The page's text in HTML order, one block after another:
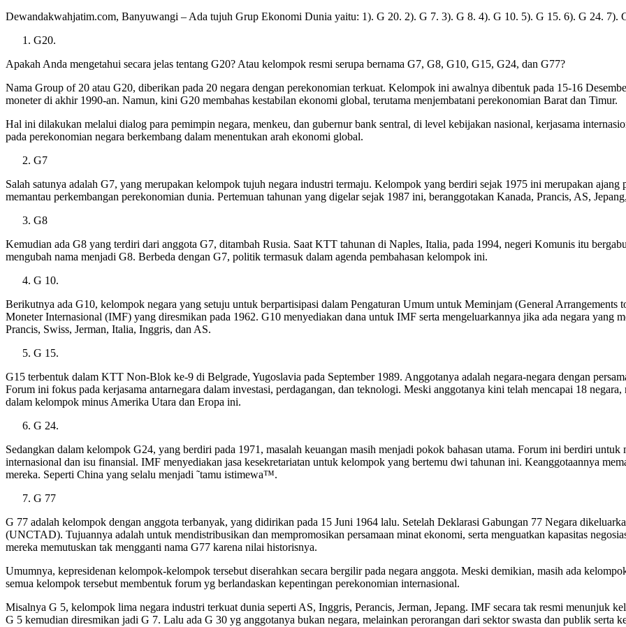
Dewandakwahjatim.com, Banyuwangi – Ada tujuh Grup Ekonomi Dunia yaitu: 1). G 20. 2). G 7. 3). G 8. 4). G 10. 5). G 15. 6). G 24. 7).
G20.
Apakah Anda mengetahui secara jelas tentang G20? Atau kelompok resmi serupa bernama G7, G8, G10, G15, G24, dan G77?
Nama Group of 20 atau G20, diberikan pada 20 negara dengan perekonomian terkuat. Kelompok ini awalnya dibentuk pada 15-16
moneter di akhir 1990-an. Namun, kini G20 membahas kestabilan ekonomi global, terutama menjembatani perekonomian Barat dan Timur.
Hal ini dilakukan melalui dialog para pemimpin negara, menkeu, dan gubernur bank sentral, di level kebijakan nasional, kerjasama
pada perekonomian negara berkembang dalam menentukan arah ekonomi global.
G7
Salah satunya adalah G7, yang merupakan kelompok tujuh negara industri termaju. Kelompok yang berdiri sejak 1975 ini merupakan
memantau perkembangan perekonomian dunia. Pertemuan tahunan yang digelar sejak 1987 ini, beranggotakan Kanada, Prancis, AS,
G8
Kemudian ada G8 yang terdiri dari anggota G7, ditambah Rusia. Saat KTT tahunan di Naples, Italia, pada 1994, negeri Komunis itu
mengubah nama menjadi G8. Berbeda dengan G7, politik termasuk dalam agenda pembahasan kelompok ini.
G 10.
Berikutnya ada G10, kelompok negara yang setuju untuk berpartisipasi dalam Pengaturan Umum untuk Meminjam (General
Moneter Internasional (IMF) yang diresmikan pada 1962. G10 menyediakan dana untuk IMF serta mengeluarkannya jika ada negara yang
Prancis, Swiss, Jerman, Italia, Inggris, dan AS.
G 15.
G15 terbentuk dalam KTT Non-Blok ke-9 di Belgrade, Yugoslavia pada September 1989. Anggotanya adalah negara-negara dengan
Forum ini fokus pada kerjasama antarnegara dalam investasi, perdagangan, dan teknologi. Meski anggotanya kini telah mencapai 18
dalam kelompok minus Amerika Utara dan Eropa ini.
G 24.
Sedangkan dalam kelompok G24, yang berdiri pada 1971, masalah keuangan masih menjadi pokok bahasan utama. Forum ini berdiri
internasional dan isu finansial. IMF menyediakan jasa kesekretariatan untuk kelompok yang bertemu dwi tahunan ini. Keanggotaannya
mereka. Seperti China yang selalu menjadi ˜tamu istimewa™.
G 77
G 77 adalah kelompok dengan anggota terbanyak, yang didirikan pada 15 Juni 1964 lalu. Setelah Deklarasi Gabungan 77 Negara
(UNCTAD). Tujuannya adalah untuk mendistribusikan dan mempromosikan persamaan minat ekonomi, serta menguatkan kapasitas
mereka memutuskan tak mengganti nama G77 karena nilai historisnya.
Umumnya, kepresidenan kelompok-kelompok tersebut diserahkan secara bergilir pada negara anggota. Meski demikian, masih ada
semua kelompok tersebut membentuk forum yg berlandaskan kepentingan perekonomian internasional.
Misalnya G 5, kelompok lima negara industri terkuat dunia seperti AS, Inggris, Perancis, Jerman, Jepang. IMF secara tak resmi menunjuk
G 5 kemudian diresmikan jadi G 7. Lalu ada G 30 yg anggotanya bukan negara, melainkan perorangan dari sektor swasta dan publik serta